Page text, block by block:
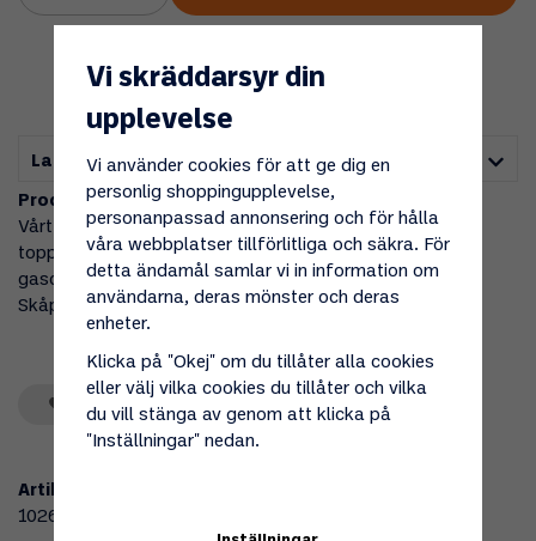
Lagerstatus i butik
Produktbeskrivning:
Vårt mest populära gasolkylskåp kommer nu med
toppkontroll. Ventus 100 är ett kompakt och praktiskt
gasolkylskåp lämpligt för stugor med lite mindre plats.
Skåpet har också ett 10 liters köldfack.
Spara som favorit
Artikelnummer:
102645
Vi skräddarsyr din
upplevelse
Vi använder cookies för att ge dig en
personlig shoppingupplevelse,
personanpassad annonsering och för hålla
våra webbplatser tillförlitliga och säkra. För
detta ändamål samlar vi in information om
användarna, deras mönster och deras
enheter.
Klicka på "Okej" om du tillåter alla cookies
eller välj vilka cookies du tillåter och vilka
du vill stänga av genom att klicka på
"Inställningar" nedan.